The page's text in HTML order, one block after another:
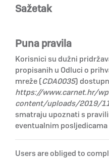
Sažetak
Puna pravila
Korisnici su dužni
propisanih u Odluci o
mreže (CDA0035)
https://www.carnet.hr/
content/uploads/2019/
smatraju upoznati s
eventualnim
Users are obliged to